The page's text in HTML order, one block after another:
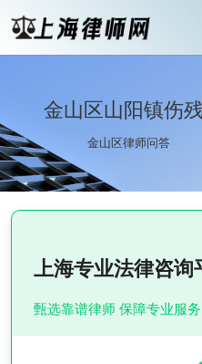
金山区山阳镇伤
金山区律师问答
上海专业法律咨询
甄选靠谱律师 保障专业服务